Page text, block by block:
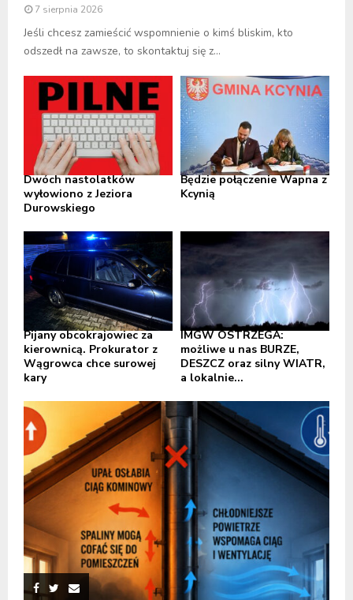
7 sierpnia 2026
Jeśli chcesz zamieścić wspomnienie o kimś bliskim, kto
odszedł na zawsze, to skontaktuj się z...
Dwóch nastolatków
wyłowiono z Jeziora
Durowskiego
Będzie połączenie Wapna z
Kcynią
Pijany obcokrajowiec za
kierownicą. Prokurator z
Wągrowca chce surowej
kary
IMGW OSTRZEGA:
możliwe u nas BURZE,
DESZCZ oraz silny WIATR,
a lokalnie...